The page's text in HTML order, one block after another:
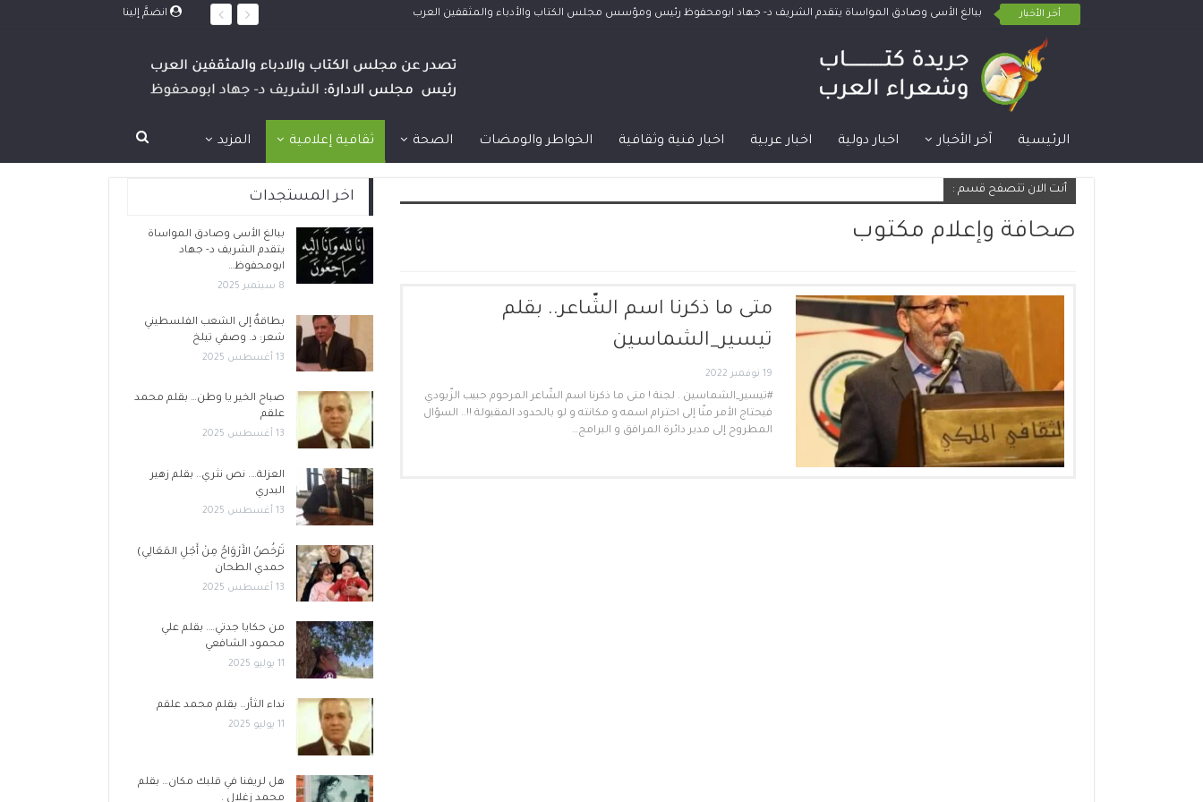
انضمَّ إلينا أخر الأخبار ببالغ الأسى وصادق المواساة يتقدم الشريف د- جهاد ابومحفوظ رئيس ومؤسس مجلس الكتاب والأدباء والمثقفين العرب
الرئيسية آخر الأخبار اخبار دولية اخبار عربية اخبار فنية وثقافية الخواطر والومضات الصحة ثقافية إعلامية المزيد
أنت الان تتصفح قسم :
صحافة وإعلام مكتوب
متى ما ذكرنا اسم الشّاعر.. بقلم
تيسير_الشماسين
19 نوفمبر 2022
#تيسير_الشماسين . لجنة ! متى ما ذكرنا اسم الشّاعر المرحوم حبيب الزّيودي
فيحتاج الأمر منّا إلى احترام اسمه و مكانته و لو بالحدود المقبولة !!.. السؤال
المطروح إلى مدير دائرة المرافق و البرامج…
اخر المستجدات
ببالغ الأسى وصادق المواساة
يتقدم الشريف د- جهاد
ابومحفوظ…
8 سبتمبر 2025
بطاقةٌ إلى الشعب الفلسطيني
شعر: د. وصفي تيلخ
13 أغسطس 2025
صباح الخير يا وطن… بقلم محمد
علقم
13 أغسطس 2025
العزلة…. نص نثري.. بقلم زهير
البدري
13 أغسطس 2025
تَرْخُصُ الأَرْوَاحُ مِنْ أَجْلِ المَعَالِي)
حمدي الطحان
13 أغسطس 2025
من حكايا جدتي…. بقلم علي
محمود الشافعي
11 يوليو 2025
نداء الثأر… بقلم محمد علقم
11 يوليو 2025
هل لريفنا في قلبك مكان… بقلم
محمد زغلال .